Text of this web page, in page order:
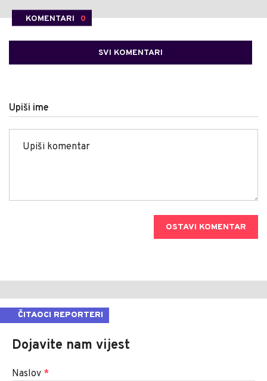
KOMENTARI 0
SVI KOMENTARI
Upiši ime
OSTAVI KOMENTAR
ČITAOCI REPORTERI
Dojavite nam vijest
Naslov *